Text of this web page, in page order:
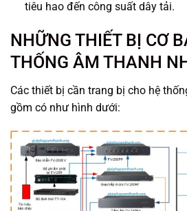
tiêu hao đến công suất dây tải.
NHỮNG THIẾT BỊ CƠ
THỐNG ÂM THANH
Các thiết bị cần trang bị cho hệ
gồm có như hình dưới: